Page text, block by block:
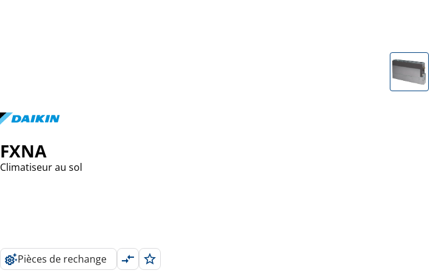
FXNA
Climatiseur au sol
Pièces de rechange